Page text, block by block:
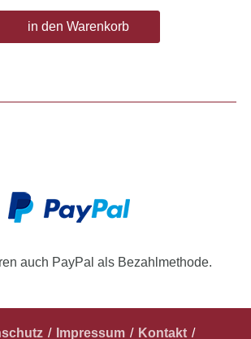
auch PayPal als Bezahlmethode.
Impressum Kontakt